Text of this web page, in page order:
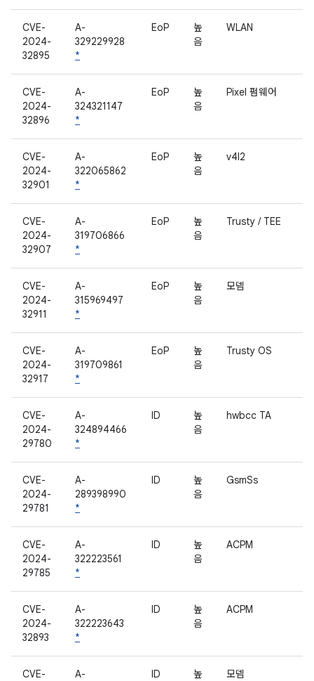
CVE-
2024-
32895
A-
329229928
*
EoP
높
음
WLAN
CVE-
2024-
32896
A-
324321147
*
EoP
높
음
Pixel 펌웨어
CVE-
2024-
32901
A-
322065862
*
EoP
높
음
v4l2
CVE-
2024-
32907
A-
319706866
*
EoP
높
음
Trusty / TEE
CVE-
2024-
32911
A-
315969497
*
EoP
높
음
모뎀
CVE-
2024-
32917
A-
319709861
*
EoP
높
음
Trusty OS
CVE-
2024-
29780
A-
324894466
*
ID
높
음
hwbcc TA
CVE-
2024-
29781
A-
289398990
*
ID
높
음
GsmSs
CVE-
2024-
29785
A-
322223561
*
ID
높
음
ACPM
CVE-
2024-
32893
A-
322223643
*
ID
높
음
ACPM
CVE-
A-
ID
높
모뎀